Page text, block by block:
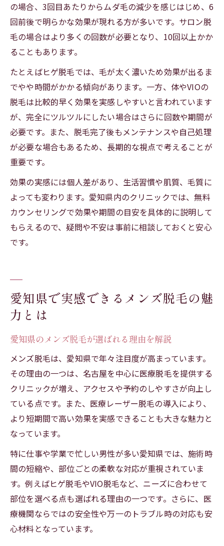
の場合、3回目あたりからムダ毛の減少を感じはじめ、6
回前後で明らかな効果が現れる方が多いです。サロン脱
毛の場合はより多くの回数が必要となり、10回以上かか
ることもあります。
たとえばヒゲ脱毛では、毛が太く濃いため効果が出るま
でやや時間がかかる傾向があります。一方、体やVIOの
脱毛は比較的早く効果を実感しやすいと言われています
が、完全にツルツルにしたい場合はさらに回数や期間が
必要です。また、脱毛完了後もメンテナンスや自己処理
が必要な場合もあるため、長期的な視点で考えることが
重要です。
効果の実感には個人差があり、生活習慣や肌質、毛質に
よっても変わります。愛知県内のクリニックでは、無料
カウンセリングで効果や期間の目安を具体的に説明して
もらえるので、疑問や不安は事前に相談しておくと安心
です。
愛知県で実感できるメンズ脱毛の魅
力とは
愛知県のメンズ脱毛が選ばれる理由を解説
メンズ脱毛は、愛知県で年々注目度が高まっています。
その理由の一つは、名古屋を中心に医療脱毛を提供する
クリニックが増え、アクセスや予約のしやすさが向上し
ている点です。また、医療レーザー脱毛の導入により、
より短期間で高い効果を実感できることも大きな魅力と
なっています。
特に仕事や学業で忙しい男性が多い愛知県では、施術時
間の短縮や、部位ごとの柔軟な対応が重視されていま
す。例えばヒゲ脱毛やVIO脱毛など、ニーズに合わせて
部位を選べる点も選ばれる理由の一つです。さらに、医
療機関ならではの安全性や万一のトラブル時の対応も安
心材料となっています。